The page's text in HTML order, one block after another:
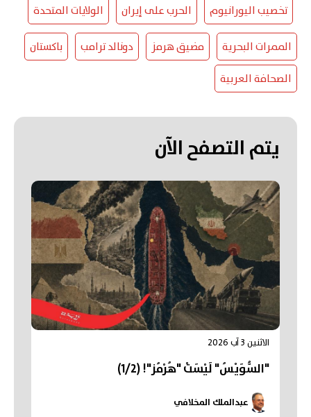
تخصيب اليورانيوم الحرب على إيران الولايات المتحدة
الممرات البحرية مضيق هرمز دونالد ترامب
باكستان
الصحافة العربية
يتم التصفح الآن
الاثنين 3 آب 2026
"السُّوَيْسُ" لَيْسَتْ "هُرْمُز"! (1/2)
عبدالملك المخلافي